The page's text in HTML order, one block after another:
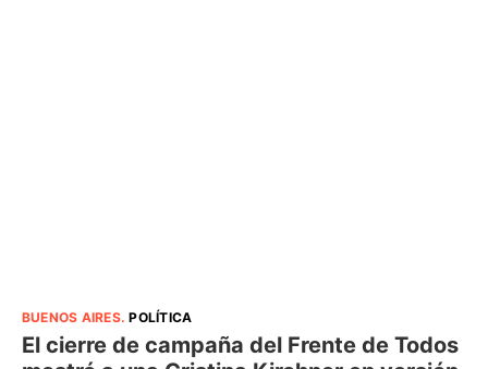
BUENOS AIRES.POLÍTICA
El cierre de campaña del Frente de Todos